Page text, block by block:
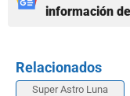
información
Relacionados
Super Astro Luna